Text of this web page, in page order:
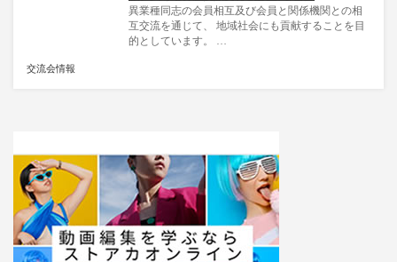
異業種同志の会員相互及び会員と関係機関との相
互交流を通じて、 地域社会にも貢献することを目
的としています。 …
交流会情報